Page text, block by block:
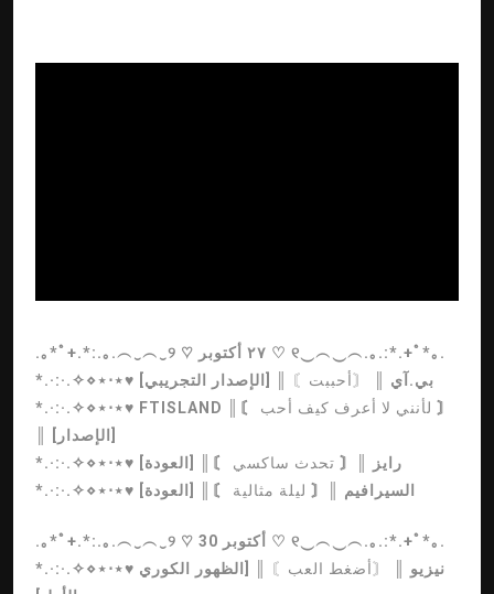
.｡*ﾟ+.*:.｡.︵‿︵‿୨ ♡ ٢٧ أكتوبر ♡ ୧‿︵‿︵.｡.:*.+ﾟ*｡.
*.·:·.✧⋄⋆⋅⋆♥
بي.آي 〘أحببت〙
║ [الإصدار التجريبي]
*.·:·.✧⋄⋆⋅⋆♥ FTISLAND ║〘
〙
║ [الإصدار]
*.·:·.✧⋄⋆⋅⋆♥
رايز ║〘 تحدث ساكسي
〙║ [العودة]
*.·:·.✧⋄⋆⋅⋆♥
السيرافيم ║〘 ليلة مثالية 〙║ [العودة]
.｡*ﾟ+.*:.｡.︵‿︵‿୨ ♡ 30 أكتوبر ♡ ୧‿︵‿︵.｡.:*.+ﾟ*｡.
*.·:·.✧⋄⋆⋅⋆♥
نيزيو 〘أضغط العب〙
║ [الظهور الكوري